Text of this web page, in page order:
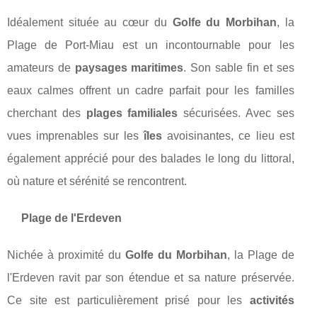
Idéalement située au cœur du Golfe du Morbihan, la
Plage de Port-Miau est un incontournable pour les
amateurs de paysages maritimes. Son sable fin et ses
eaux calmes offrent un cadre parfait pour les familles
cherchant des plages familiales sécurisées. Avec ses
vues imprenables sur lesîles avoisinantes, ce lieu est
également apprécié pour des balades le long du littoral,
où nature et sérénité se rencontrent.
Plage de l'Erdeven
Nichée à proximité du Golfe du Morbihan, la Plage de
l'Erdeven ravit par son étendue et sa nature préservée.
Ce site est particulièrement prisé pour les activités